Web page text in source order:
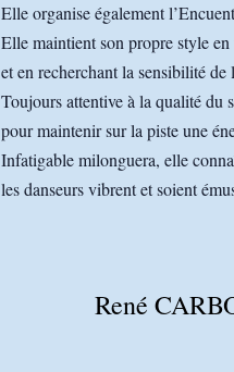
Elle organise également
Elle maintient son propre style
et en recherchant la sensibilité
Toujours attentive à la qualité du
pour maintenir sur la piste une
Infatigable milonguera, elle
les danseurs vibrent et soient
René